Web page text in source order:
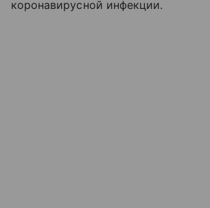
коронавирусной инфекции.